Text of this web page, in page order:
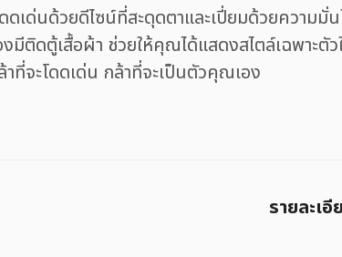
ดเด่นด้วยดีไซน์ที่สะดุดตาและเปี่ยมด้วยควา
มีติดตู้เสื้อผ้า ช่วยให้คุณได้แสดงสไตล์เฉพาะ
ที่จะโดดเด่น กล้าที่จะเป็นตัวคุณเอง
รายละเอี